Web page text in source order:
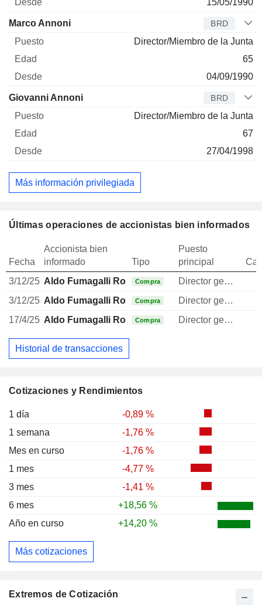
Cotizaciones y Rendimientos
1 día
-0,89 %
1 semana
-1,76 %
Mes en curso
-1,76 %
1 mes
-4,77 %
3 mes
-1,41 %
6 mes
+18,56 %
Año en curso
+14,20 %
Más cotizaciones
Extremos de Cotización
15/05/1990
Marco Annoni BRD
Director/Miembro de la Junta
65
04/09/1990
Giovanni Annoni BRD
Director/Miembro de la Junta
67
27/04/1998
Más información privilegiada
Últimas operaciones de accionistas bien informados
Fecha
Accionista bien
informado
Tipo
Puesto
principal
3/12/25 Aldo Fumagalli Romario
Compra
Director general
3/12/25 Aldo Fumagalli Romario
Compra
Director general
17/4/25 Aldo Fumagalli Romario
Compra Director general
Historial de transacciones